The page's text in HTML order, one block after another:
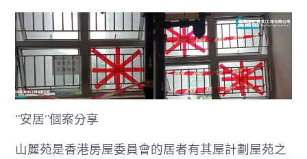
‘’安居‘’個案分享
山麗苑是香港房屋委員會的居者有其屋計劃屋苑之